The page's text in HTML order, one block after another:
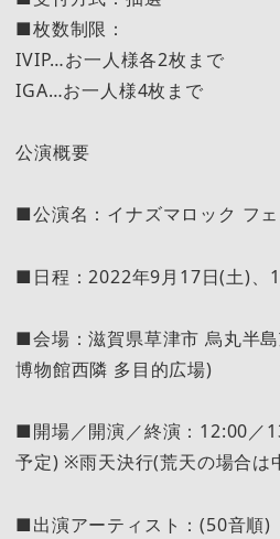
■枚数制限：
IVIP…お一人様各2枚まで
IGA…お一人様4枚まで
公演概要
■公演名：イナズマロック フ
■日程：2022年9月17日(土)、
■会場：滋賀県草津市 烏丸半
博物館西隣 多目的広場)
■開場／開演／終演：12:00／
予定) ※雨天決行(荒天の場合は
■出演アーティスト：(50音順)